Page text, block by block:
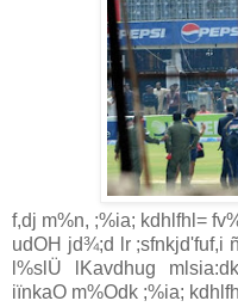
f,dj m%n, ;%ia; kdhlfhl=
udOH jd¾;d lr ;sfnkjd'fuf,i
l%slÜ lKavdhug
iïnkaO m%Odk ;%ia;